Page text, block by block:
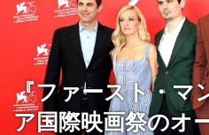
『ファースト・マ
ア国際映画祭のオ